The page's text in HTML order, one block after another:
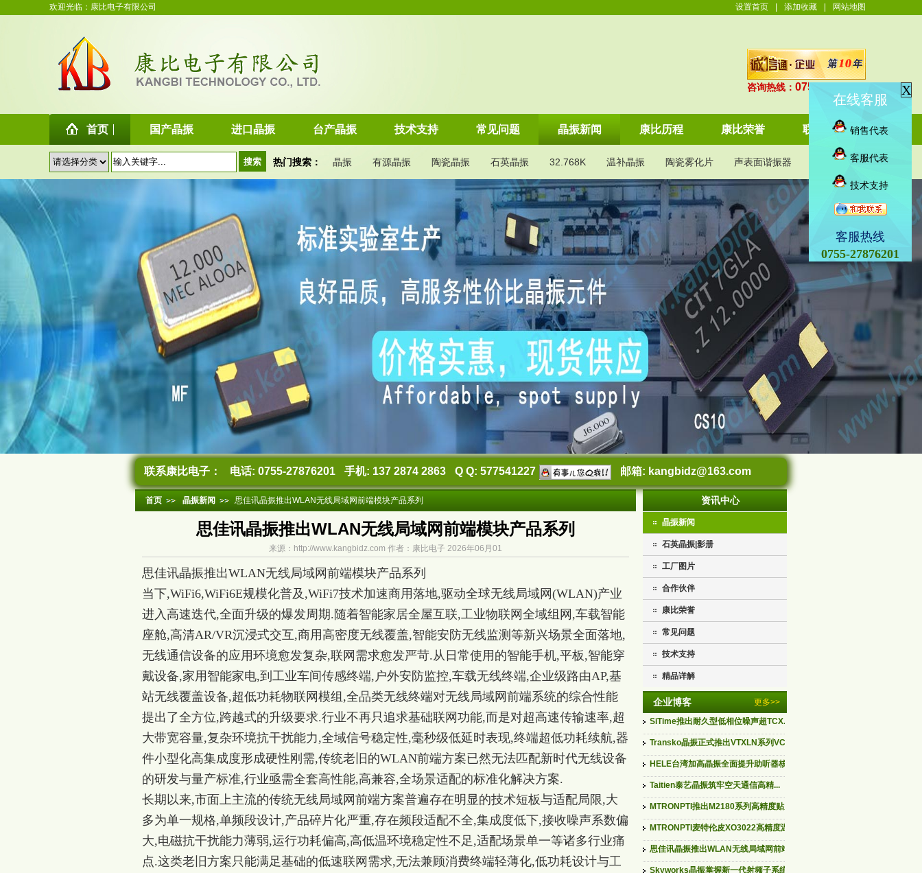
欢迎光临：康比电子有限公司 设置首页 添加收藏 网站地图
咨询热线： 0755-27876201
首页 国产晶振 进口晶振 台产晶振 技术支持 常见问题 晶振新闻 康比历程 康比荣誉 联系康比
热门搜索： 晶振 有源晶振 陶瓷晶振 石英晶振 32.768K 温补晶振 陶瓷雾化片 声表面谐振器 KDS晶振
联系康比电子： 电话: 0755-27876201 手机: 137 2874 2863 Q Q: 577541227 邮箱: kangbidz@163.com
资讯中心
晶振新闻
石英晶振|影册
工厂图片
合作伙伴
康比荣誉
常见问题
技术支持
精品详解
企业博客
更多>>
SiTime推出耐久型低相位噪声超TCX...
Transko晶振正式推出VTXLN系列VCT...
HELE台湾加高晶振全面提升助听器核...
Taitien泰艺晶振筑牢空天通信高精...
MTRONPTI推出M2180系列高精度贴片...
MTRONPTI麦特伦皮XO3022高精度温补...
思佳讯晶振推出WLAN无线局域网前端...
Skyworks晶振掌握新一代射频子系统...
首页 晶振新闻 思佳讯晶振推出WLAN无线局域网前端模块产品系列
思佳讯晶振推出WLAN无线局域网前端模块产品系列
来源：http://www.kangbidz.com 作者：康比电子 2026年06月01
思佳讯晶振推出WLAN无线局域网前端模块产品系列
当下,WiFi6,WiFi6E规模化普及,WiFi7技术加速商用落地,驱动全球无线局域网(WLAN)产业
进入高速迭代,全面升级的爆发周期.随着智能家居全屋互联,工业物联网全域组网,车载智能
座舱,高清AR/VR沉浸式交互,商用高密度无线覆盖,智能安防无线监测等新兴场景全面落地,
无线通信设备的应用环境愈发复杂,联网需求愈发严苛.从日常使用的智能手机,平板,智能穿
戴设备,家用智能家电,到工业车间传感终端,户外安防监控,车载无线终端,企业级路由AP,基
站无线覆盖设备,超低功耗物联网模组,全品类无线终端对无线局域网前端系统的综合性能
提出了全方位,跨越式的升级要求.行业不再只追求基础联网功能,而是对超高速传输速率,超
大带宽容量,复杂环境抗干扰能力,全域信号稳定性,毫秒级低延时表现,终端超低功耗续航,器
件小型化高集成度形成硬性刚需,传统老旧的WLAN前端方案已然无法匹配新时代无线设备
的研发与量产标准,行业亟需全套高性能,高兼容,全场景适配的标准化解决方案.
长期以来,市面上主流的传统无线局域网前端方案普遍存在明显的技术短板与适配局限,大
多为单一规格,单频段设计,产品碎片化严重,存在频段适配不全,集成度低下,接收噪声系数偏
大,电磁抗干扰能力薄弱,运行功耗偏高,高低温环境稳定性不足,适配场景单一等诸多行业痛
点.这类老旧方案只能满足基础的低速联网需求,无法兼顾消费终端轻薄化,低功耗设计与工
在线客服
X
销售代表
客服代表
技术支持
客服热线
0755-27876201